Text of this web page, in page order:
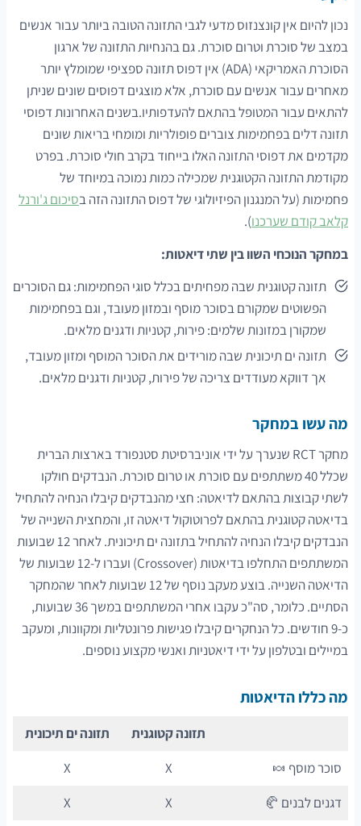
נכון להיום אין קונצנזוס מדעי לגבי התזונה הטובה ביותר עבור אנשים
במצב של סוכרת וטרום סוכרת. גם בהנחיות התזונה של ארגון
הסוכרת האמריקאי (ADA) אין דפוס תזונה ספציפי שמומלץ יותר
מאחרים עבור אנשים עם סוכרת, אלא מוצגים דפוסים שונים שניתן
להתאים עבור המטופל בהתאם להעדפותיו.בשנים האחרונות דפוסי
תזונה דלים בפחמימות צוברים פופולריות ומומחי בריאות שונים
מקדמים את דפוסי התזונה האלו בייחוד בקרב חולי סוכרת. בפרט
מקודמת התזונה הקטוגנית שמכילה כמות נמוכה במיוחד של
פחמימות (על המנגנון הפיזיולוגי של דפוס התזונה הזה בסיכום ג'ורנל
קלאב קודם שערכנו).
במחקר הנוכחי השוו בין שתי דיאטות:
תזונה קטוגנית שבה מפחיתים בכלל סוגי הפחמימות: גם הסוכרים
הפשוטים שמקורם בסוכר מוסף ובמזון מעובד, וגם בפחמימות
שמקורן במזונות שלמים: פירות, קטניות ודגנים מלאים.
תזונה ים תיכונית שבה מורידים את הסוכר המוסף ומזון מעובד,
אך דווקא מעודדים צריכה של פירות, קטניות ודגנים מלאים.
מה עשו במחקר
מחקר RCT שנערך על ידי אוניברסיטת סטנפורד בארצות הברית
שכלל 40 משתתפים עם סוכרת או טרום סוכרת. הנבדקים חולקו
לשתי קבוצות בהתאם לדיאטה: חצי מהנבדקים קיבלו הנחיה להתחיל
בדיאטה קטוגנית בהתאם לפרוטוקול דיאטה זו, והמחצית השנייה של
הנבדקים קיבלו הנחיה להתחיל בתזונה ים תיכונית. לאחר 12 שבועות
המשתתפים התחלפו בדיאטות (Crossover) ועברו ל-12 שבועות של
הדיאטה השנייה. בוצע מעקב נוסף של 12 שבועות לאחר שהמחקר
הסתיים. כלומר, סה"כ עקבו אחרי המשתתפים במשך 36 שבועות,
כ-9 חודשים. כל הנחקרים קיבלו פגישות פרונטליות ומקוונות, ומעקב
במיילים ובטלפון על ידי דיאטניות ואנשי מקצוע נוספים.
מה כללו הדיאטות
תזונה קטוגנית
תזונה ים תיכונית
סוכר מוסף 🍬
X
X
דגנים לבנים 🥐
X
X